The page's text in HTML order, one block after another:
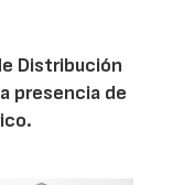
Distribución
presencia de